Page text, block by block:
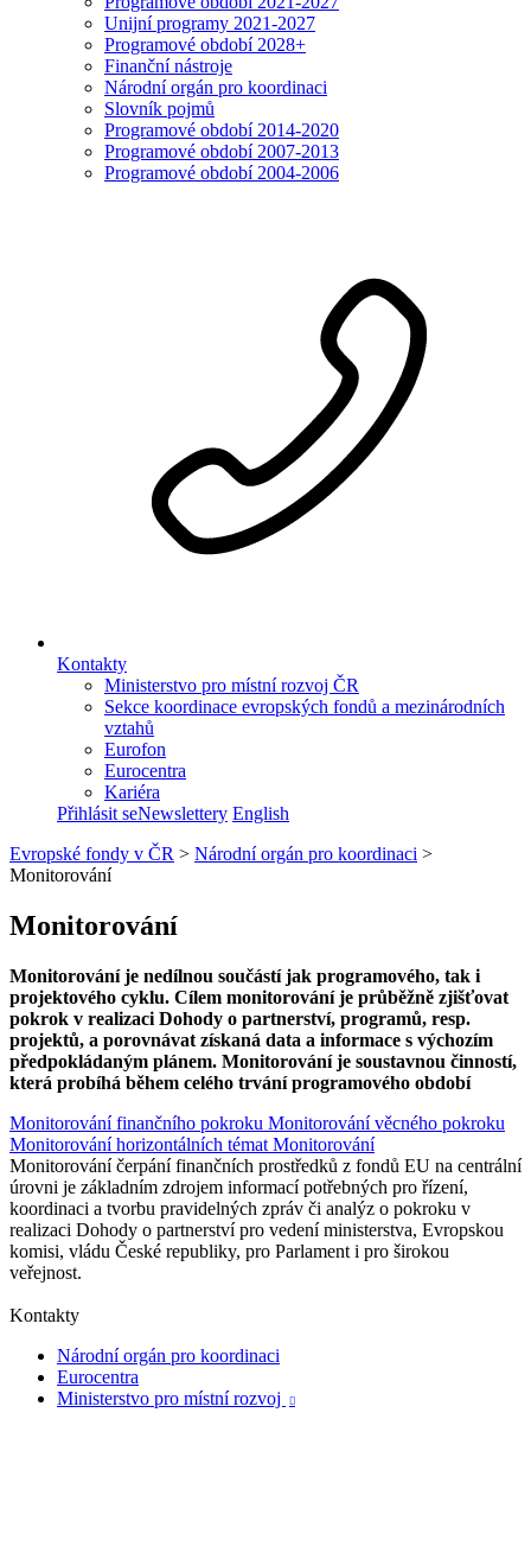
Unijní programy 2021-2027
Programové období 2028+
Finanční nástroje
Národní orgán pro koordinaci
Slovník pojmů
Programové období 2014-2020
Programové období 2007-2013
Programové období 2004-2006
Kontakty
Ministerstvo pro místní rozvoj ČR
Sekce koordinace evropských fondů a mezinárodních
vztahů
Eurofon
Eurocentra
Kariéra
Přihlásit seNewslettery English
Evropské fondy v ČR > Národní orgán pro koordinaci >
Monitorování
Monitorování
Monitorování je nedílnou součástí jak programového, tak i
projektového cyklu. Cílem monitorování je průběžně zjišťovat
pokrok v realizaci Dohody o partnerství, programů, resp.
projektů, a porovnávat získaná data a informace s výchozím
předpokládaným plánem. Monitorování je soustavnou činností,
která probíhá během celého trvání programového období
Monitorování finančního pokroku Monitorování věcného pokroku
Monitorování horizontálních témat Monitorování
Monitorování čerpání finančních prostředků z fondů EU na centrální
úrovni je základním zdrojem informací potřebných pro řízení,
koordinaci a tvorbu pravidelných zpráv či analýz o pokroku v
realizaci Dohody o partnerství pro vedení ministerstva, Evropskou
komisi, vládu České republiky, pro Parlament i pro širokou
veřejnost.
Kontakty
Národní orgán pro koordinaci
Eurocentra
Ministerstvo pro místní rozvoj
